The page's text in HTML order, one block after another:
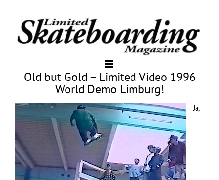
Old but Gold – Limited Video 1996
World Demo Limburg!
Ja,